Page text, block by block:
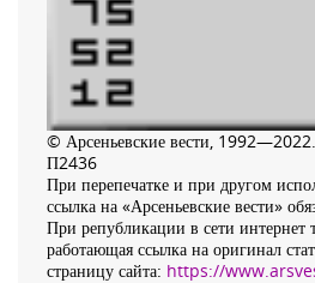
© Арсеньевские вести,
П2436
При перепечатке и при другом
ссылка на «Арсеньевские вести»
При републикации в сети интернет
работающая ссылка на оригинал
страницу сайта: https://